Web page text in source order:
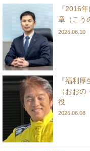
『2016
章（こう
2026.06.10
『福利
（おお
役
2026.06.08